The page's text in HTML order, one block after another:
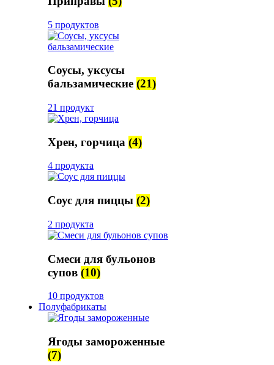
5 продуктов
Соусы, уксусы
бальзамические (21)
21 продукт
Хрен, горчица (4)
4 продукта
Соус для пиццы (2)
2 продукта
Смеси для бульонов
супов (10)
10 продуктов
Полуфабрикаты
Ягоды замороженные
(7)